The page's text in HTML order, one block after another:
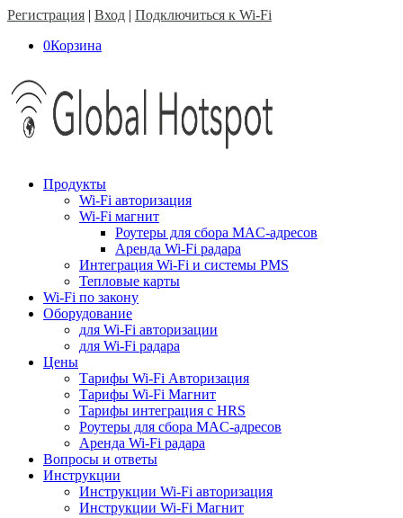
Регистрация | Вход | Подключиться к Wi-Fi
0Корзина
Продукты
Wi-Fi авторизация
Wi-Fi магнит
Роутеры для сбора MAC-адресов
Аренда Wi-Fi радара
Интеграция Wi-Fi и системы PMS
Тепловые карты
Wi-Fi по закону
Оборудование
для Wi-Fi авторизации
для Wi-Fi радара
Цены
Тарифы Wi-Fi Авторизация
Тарифы Wi-Fi Магнит
Тарифы интеграция с HRS
Роутеры для сбора MAC-адресов
Аренда Wi-Fi радара
Вопросы и ответы
Инструкции
Инструкции Wi-Fi авторизация
Инструкции Wi-Fi Магнит